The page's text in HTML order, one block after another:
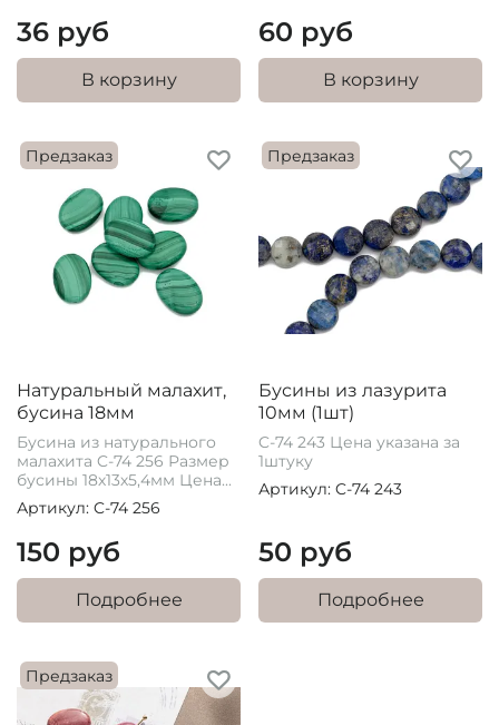
36 руб
В корзину
60 руб
В корзину
Предзаказ
Натуральный малахит,
бусина 18мм
Бусина из натурального
малахита C-74 256 Размер
бусины 18х13х5,4мм Цена...
Артикул: C-74 256
150 руб
Подробнее
Предзаказ
Бусины из лазурита
10мм (1шт)
C-74 243 Цена указана за
1штуку
Артикул: C-74 243
50 руб
Подробнее
Предзаказ